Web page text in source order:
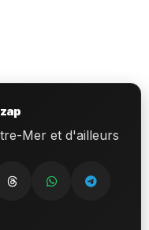
Mer et d'ailleurs